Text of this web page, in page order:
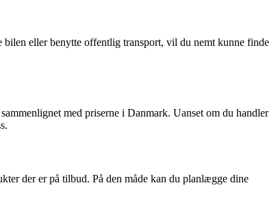
eller benytte offentlig transport, vil du nemt kunne finde
med priserne i Danmark. Uanset om du handler
der er på tilbud. På den måde kan du planlægge dine